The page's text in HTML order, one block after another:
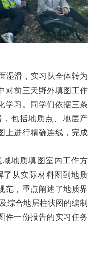
湿滑，实习队全体转为
对前三天野外填图工作
学习。同学们依据三条
包括地质点、地层产
上进行精确连线，完成
地质填图室内工作方
了从实际材料图到地质
范，重点阐述了地质界
综合地层柱状图的编制
件一份报告的实习任务